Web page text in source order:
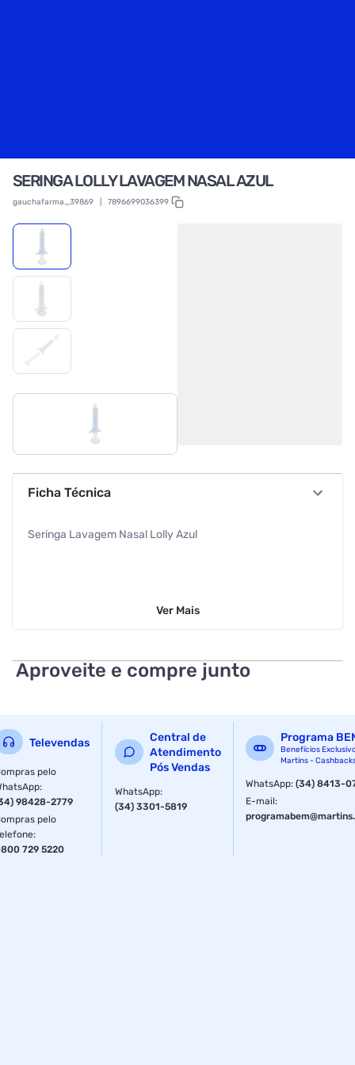
SERINGA LOLLY LAVAGEM NASAL AZUL
gauchafarma_39869 7896699036399
Ficha Técnica
Seringa Lavagem Nasal Lolly Azul
Ver Mais
Aproveite e compre junto
Televendas
pelo
:
98428-2779
pelo
:
729 5220
Central de
Atendimento
Pós Vendas
WhatsApp:
(34) 3301-5819
Programa
Benefícios
Martins -
WhatsApp:(34) 8413-
E-mail: